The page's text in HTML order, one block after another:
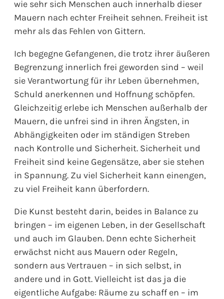
wie sehr sich Menschen auch innerhalb dieser
Mauern nach echter Freiheit sehnen. Freiheit ist
mehr als das Fehlen von Gittern.
Ich begegne Gefangenen, die trotz ihrer äußeren
Begrenzung innerlich frei geworden sind – weil
sie Verantwortung für ihr Leben übernehmen,
Schuld anerkennen und Hoffnung schöpfen.
Gleichzeitig erlebe ich Menschen außerhalb der
Mauern, die unfrei sind in ihren Ängsten, in
Abhängigkeiten oder im ständigen Streben
nach Kontrolle und Sicherheit. Sicherheit und
Freiheit sind keine Gegensätze, aber sie stehen
in Spannung. Zu viel Sicherheit kann einengen,
zu viel Freiheit kann überfordern.
Die Kunst besteht darin, beides in Balance zu
bringen – im eigenen Leben, in der Gesellschaft
und auch im Glauben. Denn echte Sicherheit
erwächst nicht aus Mauern oder Regeln,
sondern aus Vertrauen – in sich selbst, in
andere und in Gott. Vielleicht ist das ja die
eigentliche Aufgabe: Räume zu schaff en – im